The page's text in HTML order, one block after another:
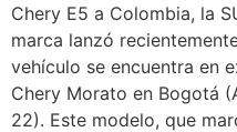
Chery E5 a Colombia, la
marca lanzó
vehículo se encuentra en
Chery Morato en Bogotá
22). Este modelo, que